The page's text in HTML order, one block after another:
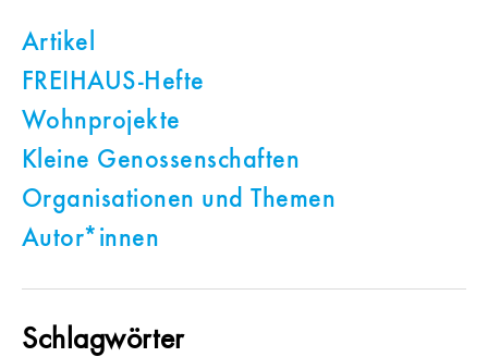
Artikel
FREIHAUS-Hefte
Wohnprojekte
Kleine Genossenschaften
Organisationen und Themen
Autor*innen
Schlagwörter